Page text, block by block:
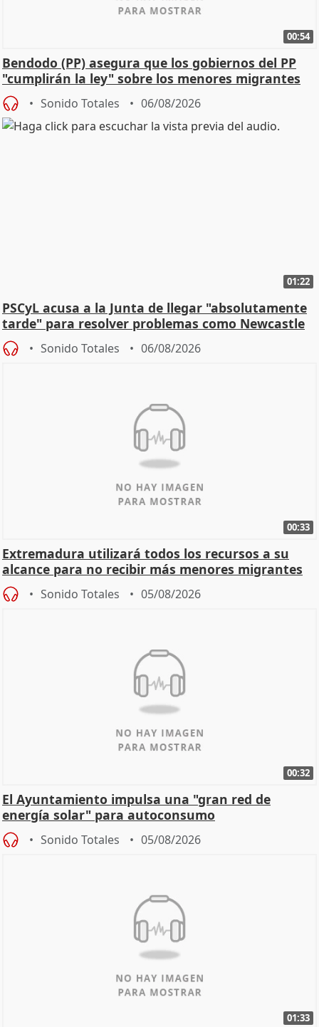
00:54
Bendodo (PP) asegura que los gobiernos del PP
"cumplirán la ley" sobre los menores migrantes
Sonido Totales 06/08/2026
01:22
PSCyL acusa a la Junta de llegar "absolutamente
tarde" para resolver problemas como Newcastle
Sonido Totales 06/08/2026
00:33
Extremadura utilizará todos los recursos a su
alcance para no recibir más menores migrantes
Sonido Totales 05/08/2026
00:32
El Ayuntamiento impulsa una "gran red de
energía solar" para autoconsumo
Sonido Totales 05/08/2026
01:33